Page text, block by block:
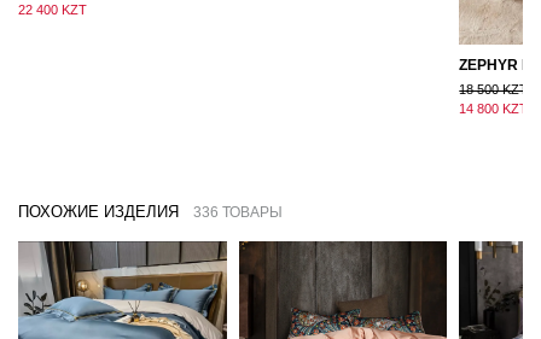
22 400 KZT
18 500 KZT
14 800 KZT
ПОХОЖИЕ ИЗДЕЛИЯ 336 ТОВАРЫ